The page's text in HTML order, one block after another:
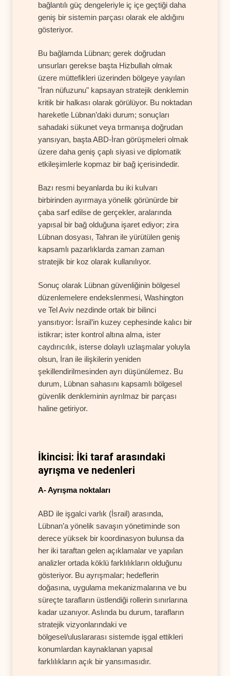
bağlantılı güç dengeleriyle iç içe geçtiği daha
geniş bir sistemin parçası olarak ele aldığını
gösteriyor.
Bu bağlamda Lübnan; gerek doğrudan
unsurları gerekse başta Hizbullah olmak
üzere müttefikleri üzerinden bölgeye yayılan
"İran nüfuzunu" kapsayan stratejik denklemin
kritik bir halkası olarak görülüyor. Bu noktadan
hareketle Lübnan’daki durum; sonuçları
sahadaki sükunet veya tırmanışa doğrudan
yansıyan, başta ABD-İran görüşmeleri olmak
üzere daha geniş çaplı siyasi ve diplomatik
etkileşimlerle kopmaz bir bağ içerisindedir.
Bazı resmi beyanlarda bu iki kulvarı
birbirinden ayırmaya yönelik görünürde bir
çaba sarf edilse de gerçekler, aralarında
yapısal bir bağ olduğuna işaret ediyor; zira
Lübnan dosyası, Tahran ile yürütülen geniş
kapsamlı pazarlıklarda zaman zaman
stratejik bir koz olarak kullanılıyor.
Sonuç olarak Lübnan güvenliğinin bölgesel
düzenlemelere endekslenmesi, Washington
ve Tel Aviv nezdinde ortak bir bilinci
yansıtıyor: İsrail’in kuzey cephesinde kalıcı bir
istikrar; ister kontrol altına alma, ister
caydırıcılık, isterse dolaylı uzlaşmalar yoluyla
olsun, İran ile ilişkilerin yeniden
şekillendirilmesinden ayrı düşünülemez. Bu
durum, Lübnan sahasını kapsamlı bölgesel
güvenlik denkleminin ayrılmaz bir parçası
haline getiriyor.
İkincisi: İki taraf arasındaki
ayrışma ve nedenleri
A- Ayrışma noktaları
ABD ile işgalci varlık (İsrail) arasında,
Lübnan’a yönelik savaşın yönetiminde son
derece yüksek bir koordinasyon bulunsa da
her iki taraftan gelen açıklamalar ve yapılan
analizler ortada köklü farklılıkların olduğunu
gösteriyor. Bu ayrışmalar; hedeflerin
doğasına, uygulama mekanizmalarına ve bu
süreçte tarafların üstlendiği rollerin sınırlarına
kadar uzanıyor. Aslında bu durum, tarafların
stratejik vizyonlarındaki ve
bölgesel/uluslararası sistemde işgal ettikleri
konumlardan kaynaklanan yapısal
farklılıkların açık bir yansımasıdır.